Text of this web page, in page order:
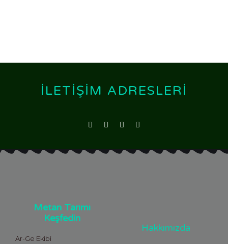
İLETIŞIM ADRESLERI
Metan Tarımı
Keşfedin
Ar-Ge Ekibi
Hakkımızda